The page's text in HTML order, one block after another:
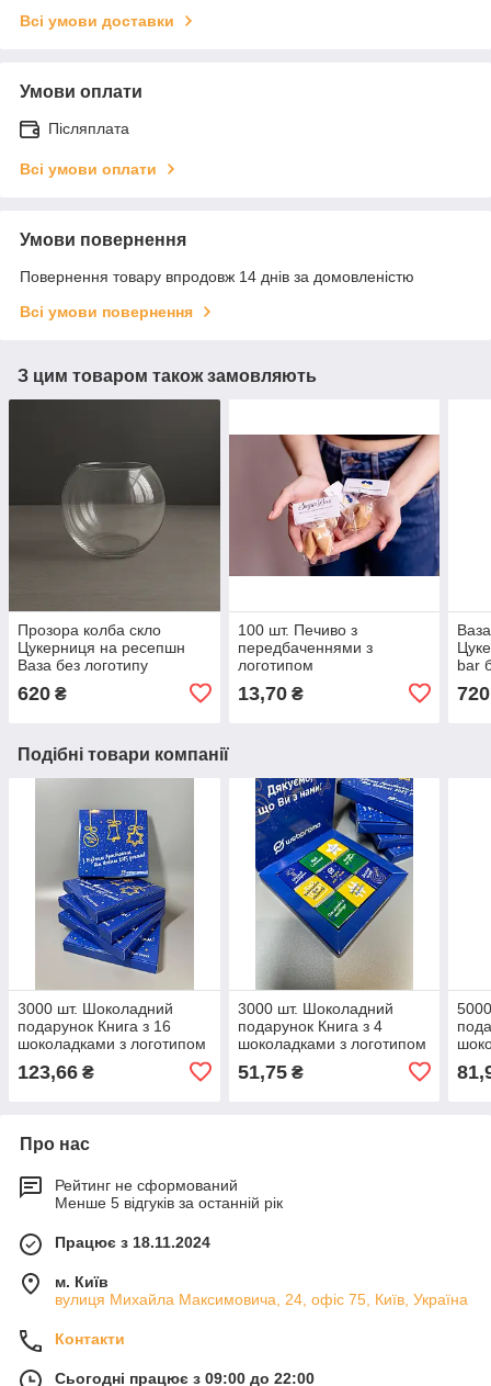
Всі умови доставки
Умови оплати
Післяплата
Всі умови оплати
Умови повернення
Повернення товару впродовж 14 днів за домовленістю
Всі умови повернення
З цим товаром також замовляють
Прозора колба скло
Цукерниця на ресепшн
Ваза без логотипу
620 ₴
100 шт. Печиво з
передбаченнями з
логотипом
13,70₴
bar
720
Подібні товари компанії
3000 шт. Шоколадний
подарунок Книга з 16
шоколадками з логотипом
123,66 ₴
3000 шт. Шоколадний
подарунок Книга з 4
шоколадками з логотипом
51,75₴
Про нас
Рейтинг не сформований
Менше 5 відгуків за останній рік
Працює з 18.11.2024
м. Київ
вулиця Михайла Максимовича, 24, офіс 75, Київ, Україна
Контакти
Сьогодні працює з 09:00 до 22:00